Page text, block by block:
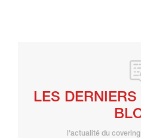
LES
l'actualité du